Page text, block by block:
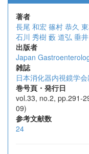
著者
長尾 和宏 篠村 恭久
石川 秀樹 藪 道弘 垂
出版者
Japan
雑誌
日本消化器内視鏡学
巻号頁・発行日
vol.33, no.2, pp.291-
09)
参考文献数
24